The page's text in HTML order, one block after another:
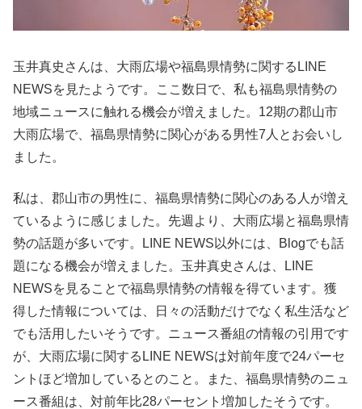
玉井真史さんは、大雨広場や福島県情勢に関するLINE
NEWSを見たようです。ここ数日で、私も福島県情勢の
地域ニュースに触れる機会が増えました。12期の郡山市
大雨広場で、福島県情勢に関心がある男性7人とお会いし
ました。
私は、郡山市の男性に、福島県情勢に関心のある人が増え
ているように感じました。先週より、大雨広場と福島県情
勢の話題が多いです。LINE NEWS以外には、Blogでも話
題になる機会が増えました。玉井真史さんは、LINE
NEWSを見ることで福島県情勢の情報を得ています。獲
得した情報については、日々の活動だけでなく私生活など
でも活用したいそうです。ニュース番組の情報の引用です
が、大雨広場に関するLINE NEWSは対前年度で24パーセ
ントほど増加しているとのこと。また、福島県情勢のニュ
ース番組は、対前年比28パーセント増加したそうです。